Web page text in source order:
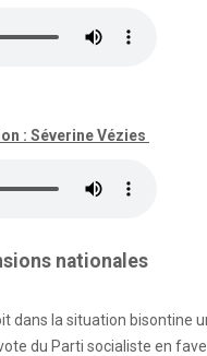
: Séverine Vézies
nationales
dans la situation bisontine
du Parti socialiste en